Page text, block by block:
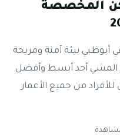
المخصصة
بيئة آمنة ومريحة
المشي أحد أبسط وأفضل
للأفراد من جميع الأعمار